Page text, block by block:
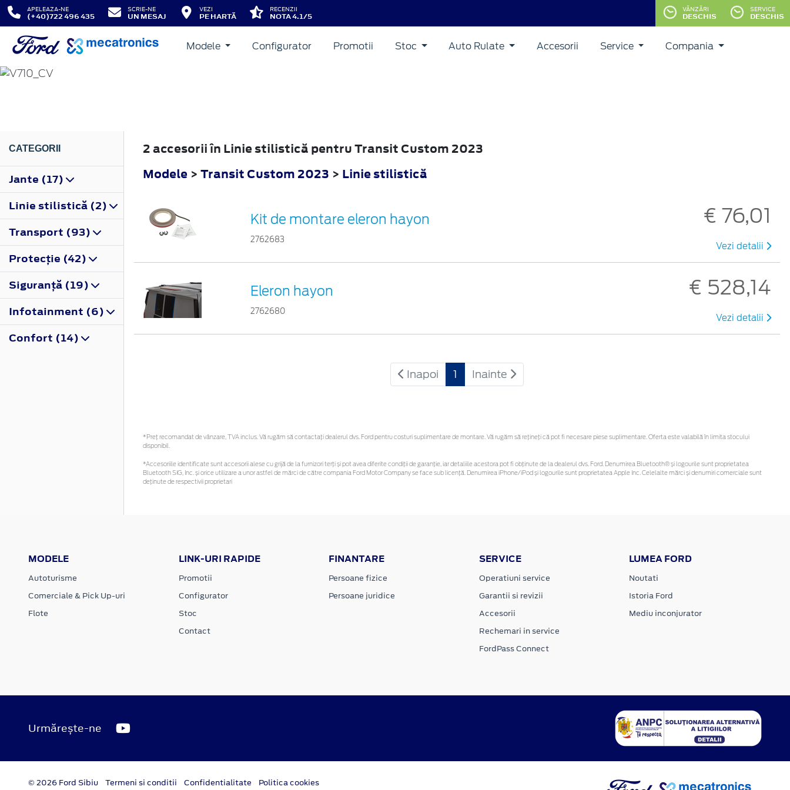
APELEAZA-NE
(+40)722 496 435
SCRIE-NE
UN MESAJ
VEZI
PE HARTĂ
RECENZII
NOTA 4.1/5
VĂNZĂRI
DESCHIS
SERVICE
DESCHIS
Modele Configurator Promotii Stoc Auto Rulate Accesorii Service Compania
TRANSIT CUSTOM
CATEGORII
Jante (17)
Linie stilistică (2)
Transport (93)
Protecţie (42)
Siguranţă (19)
Infotainment (6)
Confort (14)
2 accesorii în Linie stilistică pentru Transit Custom 2023
Modele > Transit Custom 2023 > Linie stilistică
Kit de montare eleron hayon
2762683
€ 76,01
Vezi detalii
Eleron hayon
2762680
€ 528,14
Vezi detalii
Inapoi 1 Inainte
*Preţ recomandat de vânzare, TVA inclus. Vă rugăm să contactaţi dealerul dvs. Ford pentru costuri suplimentare de montare. Vă rugăm să rețineți că pot fi necesare piese suplimentare. Oferta este valabilă în limita stocului
disponibil.
*Accesoriile identificate sunt accesorii alese cu grijă de la furnizori terți și pot avea diferite condiții de garanție, iar detaliile acestora pot fi obținute de la dealerul dvs. Ford. Denumirea Bluetooth® și logourile sunt proprietatea
Bluetooth SIG, Inc. și orice utilizare a unor astfel de mărci de către compania Ford Motor Company se face sub licență. Denumirea iPhone/iPod și logourile sunt proprietatea Apple Inc. Celelalte mărci și denumiri comerciale sunt
deținute de respectivii proprietari
MODELE
Autoturisme
Comerciale & Pick Up-uri
Flote
LINK-URI RAPIDE
Promotii
Configurator
Stoc
Contact
FINANTARE
Persoane fizice
Persoane juridice
SERVICE
Operatiuni service
Garantii si revizii
Accesorii
Rechemari in service
FordPass Connect
LUMEA FORD
Noutati
Istoria Ford
Mediu inconjurator
Urmărește-ne
© 2026 Ford Sibiu Termeni si conditii Confidentialitate Politica cookies